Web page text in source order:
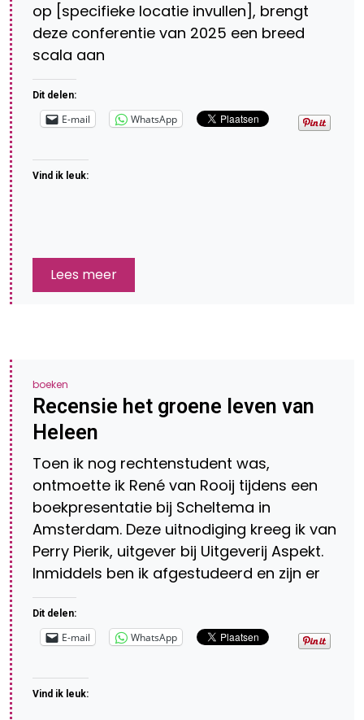
op [specifieke locatie invullen], brengt
deze conferentie van 2025 een breed
scala aan
Dit delen:
E-mail WhatsApp
Vind ik leuk:
Lees meer
boeken
Recensie het groene leven van
Heleen
Toen ik nog rechtenstudent was,
ontmoette ik René van Rooij tijdens een
boekpresentatie bij Scheltema in
Amsterdam. Deze uitnodiging kreeg ik van
Perry Pierik, uitgever bij Uitgeverij Aspekt.
Inmiddels ben ik afgestudeerd en zijn er
Dit delen:
E-mail WhatsApp
Vind ik leuk: